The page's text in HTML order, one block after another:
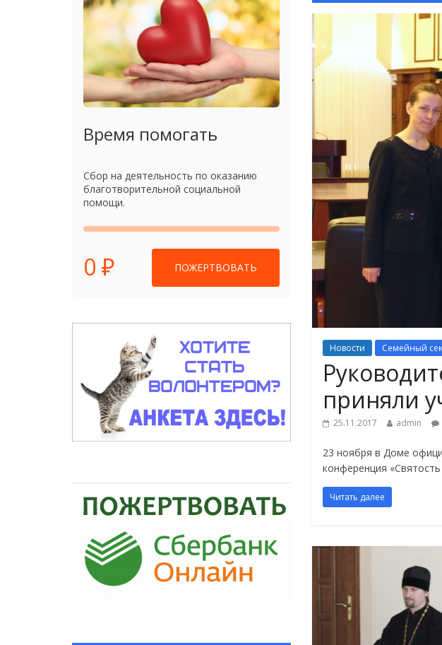
Новости Семейный
приняли
25.11.2017 admin
23 ноября в Доме
конференция
Читать далее
Время помогать
Сбор на деятельность по оказанию
благотворительной социальной
помощи.
0 ₽ ПОЖЕРТВОВАТЬ